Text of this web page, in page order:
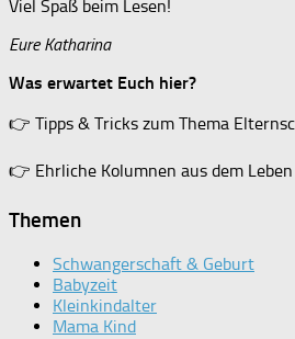
Viel Spaß beim Lesen!
Eure Katharina
Was erwartet Euch hier?
👉 Tipps & Tricks zum Thema
👉 Ehrliche Kolumnen aus dem
Themen
Schwangerschaft & Geburt
Babyzeit
Kleinkindalter
Mama Kind